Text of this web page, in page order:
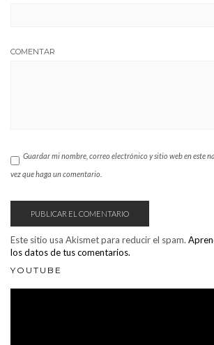
COMENTAR
Guardar mi nombre, correo electrónico y sitio web en este
vez que haga un comentario.
Este sitio usa Akismet para reducir el spam.
los datos de tus comentarios.
YOUTUBE